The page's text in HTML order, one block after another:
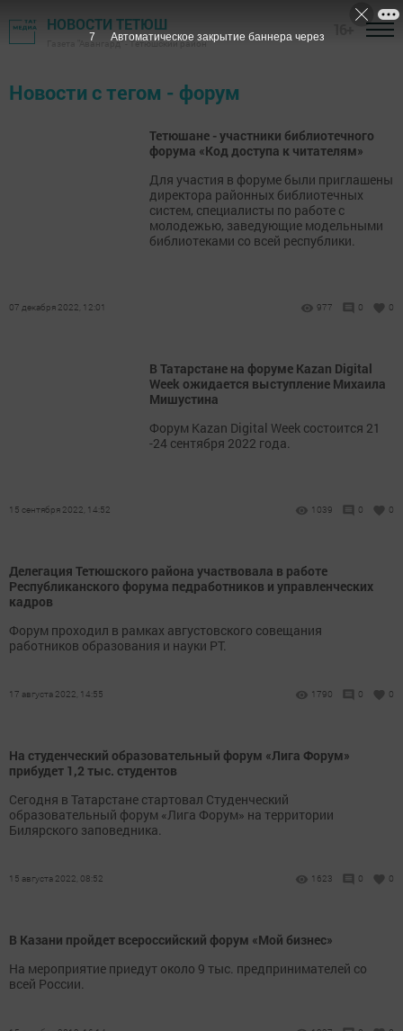
НОВОСТИ ТЕТЮШ
Газета "Авангард" - Тетюшский район
Новости с тегом - форум
Тетюшане - участники библиотечного
форума «Код доступа к читателям»
Для участия в форуме были приглашены
директора районных библиотечных
систем, специалисты по работе с
молодежью, заведующие модельными
библиотеками со всей республики.
07 декабря 2022, 12:01 977 0 0
В Татарстане на форуме Kazan Digital
Week ожидается выступление Михаила
Мишустина
Форум Kazan Digital Week состоится 21
-24 сентября 2022 года.
15 сентября 2022, 14:52 1039 0 0
Делегация Тетюшского района участвовала в работе
Республиканского форума педработников и управленческих
кадров
Форум проходил в рамках августовского совещания
работников образования и науки РТ.
17 августа 2022, 14:55 1790 0 0
На студенческий образовательный форум «Лига Форум»
прибудет 1,2 тыс. студентов
Сегодня в Татарстане стартовал Студенческий
образовательный форум «Лига Форум» на территории
Билярского заповедника.
15 августа 2022, 08:52 1623 0 0
В Казани пройдет всероссийский форум «Мой бизнес»
На мероприятие приедут около 9 тыс. предпринимателей со
всей России.
7 Автоматическое закрытие баннера через